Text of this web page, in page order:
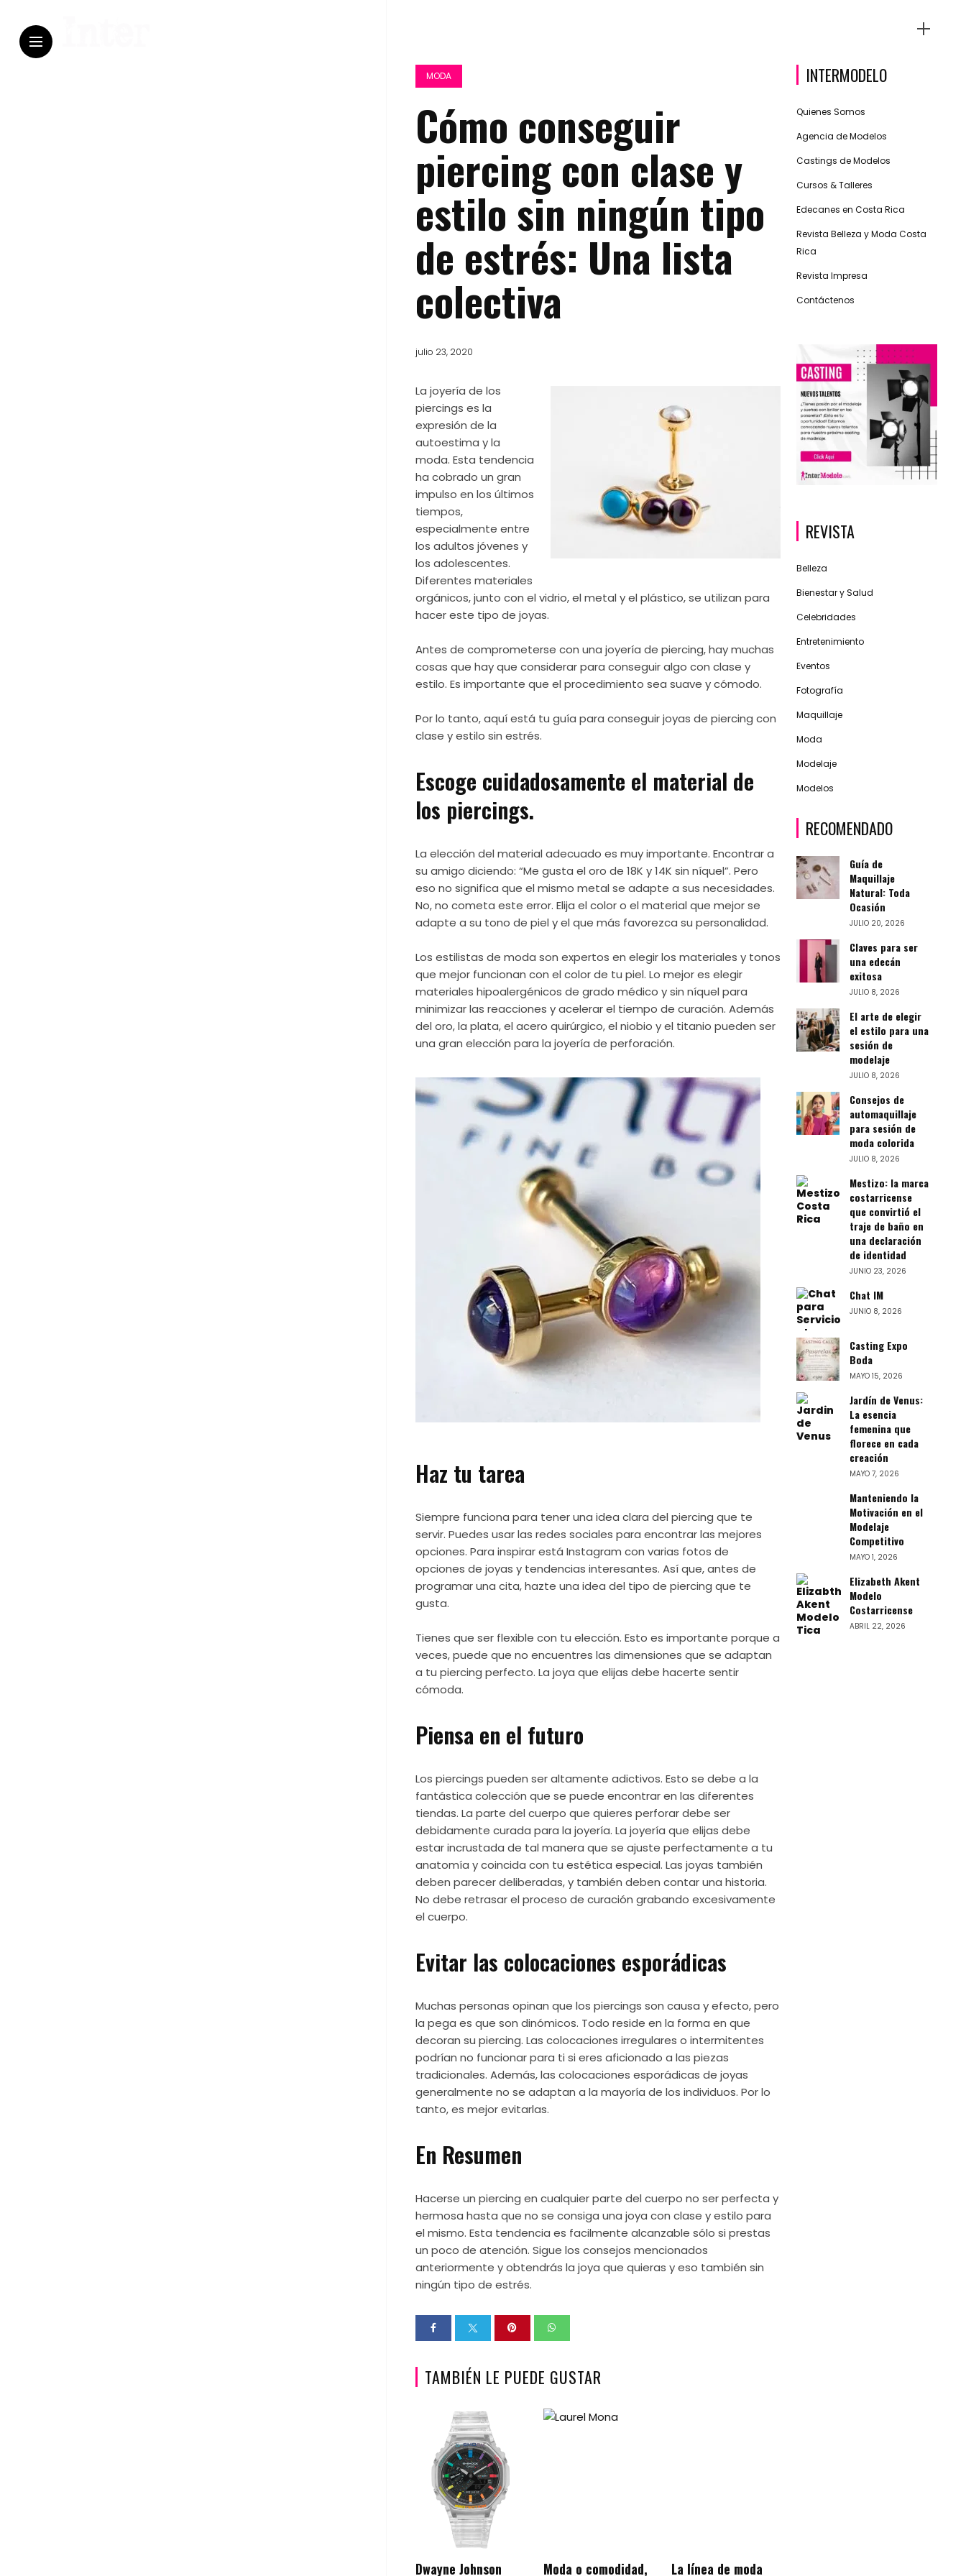
MODA
Cómo conseguir
piercing con clase y
estilo sin ningún tipo
de estrés: Una lista
colectiva
julio 23, 2020
La joyería de los
piercings es la
expresión de la
autoestima y la
moda. Esta tendencia
ha cobrado un gran
impulso en los últimos
tiempos,
especialmente entre
los adultos jóvenes y
los adolescentes.
Diferentes materiales
orgánicos, junto con el vidrio, el metal y el plástico, se utilizan para
hacer este tipo de joyas.
Antes de comprometerse con una joyería de piercing, hay muchas
cosas que hay que considerar para conseguir algo con clase y
estilo. Es importante que el procedimiento sea suave y cómodo.
Por lo tanto, aquí está tu guía para conseguir joyas de piercing con
clase y estilo sin estrés.
Escoge cuidadosamente el material de
los piercings.
La elección del material adecuado es muy importante. Encontrar a
su amigo diciendo: “Me gusta el oro de 18K y 14K sin níquel”. Pero
eso no significa que el mismo metal se adapte a sus necesidades.
No, no cometa este error. Elija el color o el material que mejor se
adapte a su tono de piel y el que más favorezca su personalidad.
Los estilistas de moda son expertos en elegir los materiales y tonos
que mejor funcionan con el color de tu piel. Lo mejor es elegir
materiales hipoalergénicos de grado médico y sin níquel para
minimizar las reacciones y acelerar el tiempo de curación. Además
del oro, la plata, el acero quirúrgico, el niobio y el titanio pueden ser
una gran elección para la joyería de perforación.
Haz tu tarea
Siempre funciona para tener una idea clara del piercing que te
servir. Puedes usar las redes sociales para encontrar las mejores
opciones. Para inspirar está Instagram con varias fotos de
opciones de joyas y tendencias interesantes. Así que, antes de
programar una cita, hazte una idea del tipo de piercing que te
gusta.
Tienes que ser flexible con tu elección. Esto es importante porque a
veces, puede que no encuentres las dimensiones que se adaptan
a tu piercing perfecto. La joya que elijas debe hacerte sentir
cómoda.
Piensa en el futuro
Los piercings pueden ser altamente adictivos. Esto se debe a la
fantástica colección que se puede encontrar en las diferentes
tiendas. La parte del cuerpo que quieres perforar debe ser
debidamente curada para la joyería. La joyería que elijas debe
estar incrustada de tal manera que se ajuste perfectamente a tu
anatomía y coincida con tu estética especial. Las joyas también
deben parecer deliberadas, y también deben contar una historia.
No debe retrasar el proceso de curación grabando excesivamente
el cuerpo.
Evitar las colocaciones esporádicas
Muchas personas opinan que los piercings son causa y efecto, pero
la pega es que son dinómicos. Todo reside en la forma en que
decoran su piercing. Las colocaciones irregulares o intermitentes
podrían no funcionar para ti si eres aficionado a las piezas
tradicionales. Además, las colocaciones esporádicas de joyas
generalmente no se adaptan a la mayoría de los individuos. Por lo
tanto, es mejor evitarlas.
En Resumen
Hacerse un piercing en cualquier parte del cuerpo no ser perfecta y
hermosa hasta que no se consiga una joya con clase y estilo para
el mismo. Esta tendencia es facilmente alcanzable sólo si prestas
un poco de atención. Sigue los consejos mencionados
anteriormente y obtendrás la joya que quieras y eso también sin
ningún tipo de estrés.
TAMBIÉN LE PUEDE GUSTAR
Dwayne Johnson Moda o comodidad, La línea de moda
INTERMODELO
Quienes Somos
Agencia de Modelos
Castings de Modelos
Cursos & Talleres
Edecanes en Costa Rica
Revista Belleza y Moda Costa
Rica
Revista Impresa
Contáctenos
REVISTA
Belleza
Bienestar y Salud
Celebridades
Entretenimiento
Eventos
Fotografía
Maquillaje
Moda
Modelaje
Modelos
RECOMENDADO
Guía de
Maquillaje
Natural: Toda
Ocasión
JULIO 20, 2026
Claves para ser
una edecán
exitosa
JULIO 8, 2026
El arte de elegir
el estilo para una
sesión de
modelaje
JULIO 8, 2026
Consejos de
automaquillaje
para sesión de
moda colorida
JULIO 8, 2026
Mestizo: la marca
costarricense
que convirtió el
traje de baño en
una declaración
de identidad
JUNIO 23, 2026
Chat IM
JUNIO 8, 2026
Casting Expo
Boda
MAYO 15, 2026
Jardín de Venus:
La esencia
femenina que
florece en cada
creación
MAYO 7, 2026
Manteniendo la
Motivación en el
Modelaje
Competitivo
MAYO 1, 2026
Elizabeth Akent
Modelo
Costarricense
ABRIL 22, 2026